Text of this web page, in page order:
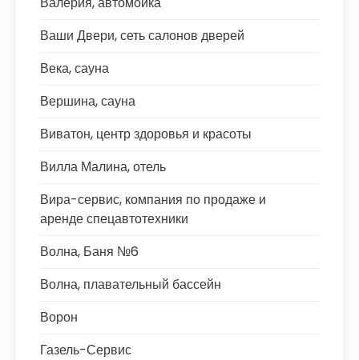
Ваши Двери, сеть салонов дверей
Века, сауна
Вершина, сауна
Виватон, центр здоровья и красоты
Вилла Малина, отель
Вира-сервис, компания по продаже и
аренде спецавтотехники
Волна, Баня №6
Волна, плавательный бассейн
Ворон
Газель-Сервис